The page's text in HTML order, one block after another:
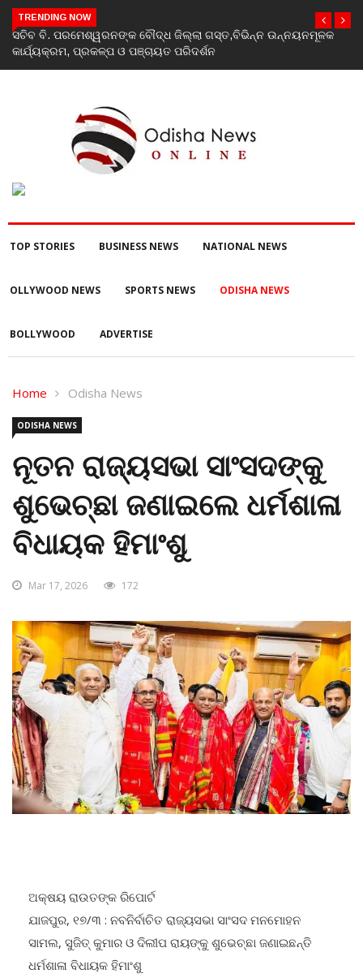
TRENDING NOW
India’s youth greatest strength, potential unmatched globally:
Rahul Gandhi at ‘Chhatron Ki Goonj’ event
TOP STORIES BUSINESS NEWS NATIONAL NEWS
OLLYWOOD NEWS SPORTS NEWS ODISHA NEWS
BOLLYWOOD ADVERTISE
Home Odisha News
ODISHA NEWS
ନୂତନ ରାଜ୍ୟସଭା ସାଂସଦଙ୍କୁ
ଶୁଭେଚ୍ଛା ଜଣାଇଲେ ଧର୍ମଶାଳା
ବିଧାୟକ ହିମାଂଶୁ
Mar 17, 2026 172
ଅକ୍ଷୟ ରାଉତଙ୍କ ରିପୋର୍ଟ
ଯାଜପୁର, ୧୭/୩ : ନବନିର୍ବାଚିତ ରାଜ୍ୟସଭା ସାଂସଦ ମନମୋହନ
ସାମଲ, ସୁଜିତ୍ କୁମାର ଓ ଦିଲୀପ ରାୟଙ୍କୁ ଶୁଭେଚ୍ଛା ଜଣାଇଛନ୍ତି
ଧର୍ମଶାଳା ବିଧାୟକ ହିମାଂଶୁ